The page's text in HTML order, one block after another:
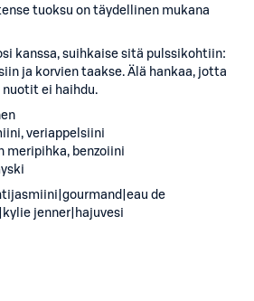
tuoksu on täydellinen mukana
kanssa, suihkaise sitä pulssikohtiin:
ja korvien taakse. Älä hankaa, jotta
ei haihdu.
veriappelsiini
meripihka, benzoiini
de
jenner|hajuvesi